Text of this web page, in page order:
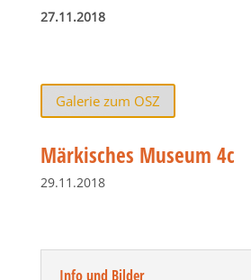
27.11.2018
Galerie zum OSZ
Märkisches Museum 4c
29.11.2018
Info und Bilder